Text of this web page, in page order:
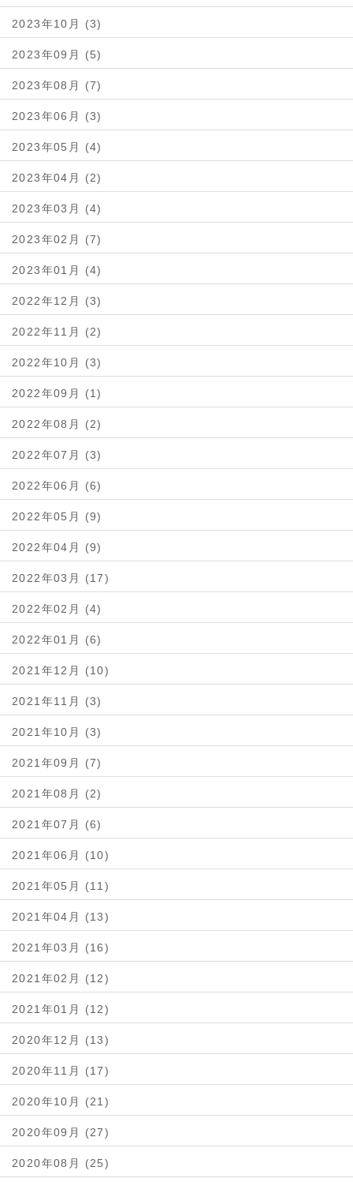
2023年10月 (3)
2023年09月 (5)
2023年08月 (7)
2023年06月 (3)
2023年05月 (4)
2023年04月 (2)
2023年03月 (4)
2023年02月 (7)
2023年01月 (4)
2022年12月 (3)
2022年11月 (2)
2022年10月 (3)
2022年09月 (1)
2022年08月 (2)
2022年07月 (3)
2022年06月 (6)
2022年05月 (9)
2022年04月 (9)
2022年03月 (17)
2022年02月 (4)
2022年01月 (6)
2021年12月 (10)
2021年11月 (3)
2021年10月 (3)
2021年09月 (7)
2021年08月 (2)
2021年07月 (6)
2021年06月 (10)
2021年05月 (11)
2021年04月 (13)
2021年03月 (16)
2021年02月 (12)
2021年01月 (12)
2020年12月 (13)
2020年11月 (17)
2020年10月 (21)
2020年09月 (27)
2020年08月 (25)